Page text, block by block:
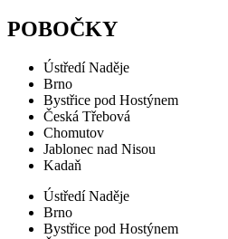
POBOČKY
Ústředí Naděje
Brno
Bystřice pod Hostýnem
Česká Třebová
Chomutov
Jablonec nad Nisou
Kadaň
Ústředí Naděje
Brno
Bystřice pod Hostýnem